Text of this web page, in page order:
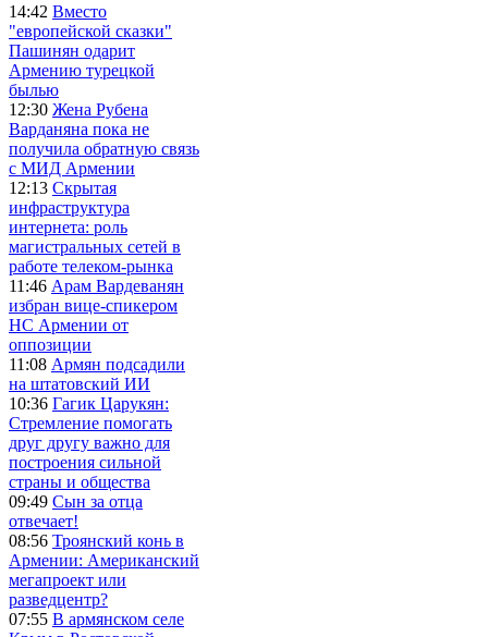
14:42 Вместо
"европейской сказки"
Пашинян одарит
Армению турецкой
былью
12:30 Жена Рубена
Варданяна пока не
получила обратную связь
с МИД Армении
12:13 Скрытая
инфраструктура
интернета: роль
магистральных сетей в
работе телеком-рынка
11:46 Арам Вардеванян
избран вице-спикером
НС Армении от
оппозиции
11:08 Армян подсадили
на штатовский ИИ
10:36 Гагик Царукян:
Стремление помогать
друг другу важно для
построения сильной
страны и общества
09:49 Сын за отца
отвечает!
08:56 Троянский конь в
Армении: Американский
мегапроект или
разведцентр?
07:55 В армянском селе